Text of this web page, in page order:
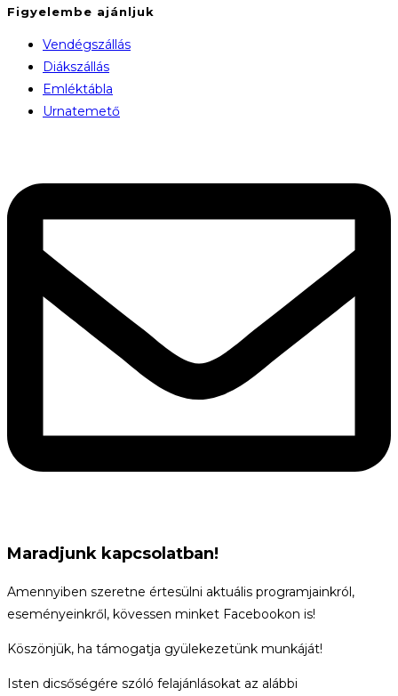
Figyelembe ajánljuk
Vendégszállás
Diákszállás
Emléktábla
Urnatemető
Maradjunk kapcsolatban!
Amennyiben szeretne értesülni aktuális programjainkról,
eseményeinkről, kövessen minket Facebookon is!
Köszönjük, ha támogatja gyülekezetünk munkáját!
Isten dicsőségére szóló felajánlásokat az alábbi